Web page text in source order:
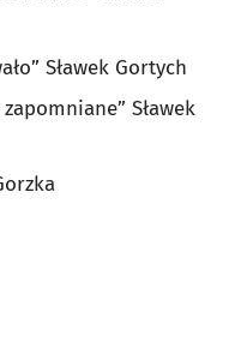
Sławek Gortych
Sławek